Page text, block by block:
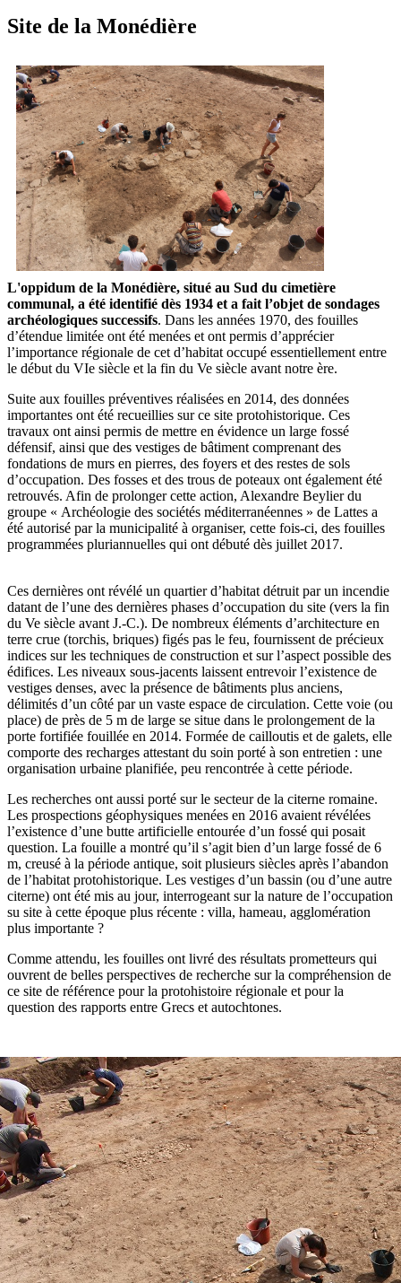
Site de la Monédière
L'oppidum de la Monédière, situé au Sud du cimetière
communal, a été identifié dès 1934 et a fait l’objet de sondages
archéologiques successifs. Dans les années 1970, des fouilles
d’étendue limitée ont été menées et ont permis d’apprécier
l’importance régionale de cet d’habitat occupé essentiellement entre
le début du VIe siècle et la fin du Ve siècle avant notre ère.
Suite aux fouilles préventives réalisées en 2014, des données
importantes ont été recueillies sur ce site protohistorique. Ces
travaux ont ainsi permis de mettre en évidence un large fossé
défensif, ainsi que des vestiges de bâtiment comprenant des
fondations de murs en pierres, des foyers et des restes de sols
d’occupation. Des fosses et des trous de poteaux ont également été
retrouvés. Afin de prolonger cette action, Alexandre Beylier du
groupe « Archéologie des sociétés méditerranéennes » de Lattes a
été autorisé par la municipalité à organiser, cette fois-ci, des fouilles
programmées pluriannuelles qui ont débuté dès juillet 2017.
Ces dernières ont révélé un quartier d’habitat détruit par un incendie
datant de l’une des dernières phases d’occupation du site (vers la fin
du Ve siècle avant J.-C.). De nombreux éléments d’architecture en
terre crue (torchis, briques) figés pas le feu, fournissent de précieux
indices sur les techniques de construction et sur l’aspect possible des
édifices. Les niveaux sous-jacents laissent entrevoir l’existence de
vestiges denses, avec la présence de bâtiments plus anciens,
délimités d’un côté par un vaste espace de circulation. Cette voie (ou
place) de près de 5 m de large se situe dans le prolongement de la
porte fortifiée fouillée en 2014. Formée de cailloutis et de galets, elle
comporte des recharges attestant du soin porté à son entretien : une
organisation urbaine planifiée, peu rencontrée à cette période.
Les recherches ont aussi porté sur le secteur de la citerne romaine.
Les prospections géophysiques menées en 2016 avaient révélées
l’existence d’une butte artificielle entourée d’un fossé qui posait
question. La fouille a montré qu’il s’agit bien d’un large fossé de 6
m, creusé à la période antique, soit plusieurs siècles après l’abandon
de l’habitat protohistorique. Les vestiges d’un bassin (ou d’une autre
citerne) ont été mis au jour, interrogeant sur la nature de l’occupation
su site à cette époque plus récente : villa, hameau, agglomération
plus importante ?
Comme attendu, les fouilles ont livré des résultats prometteurs qui
ouvrent de belles perspectives de recherche sur la compréhension de
ce site de référence pour la protohistoire régionale et pour la
question des rapports entre Grecs et autochtones.